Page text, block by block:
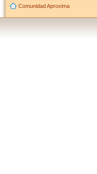
Comunidad Aproxima